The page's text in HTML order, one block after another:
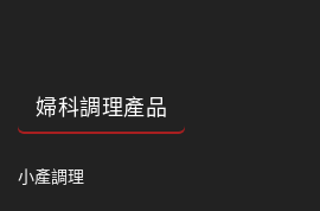
婦科調理產品
小產調理